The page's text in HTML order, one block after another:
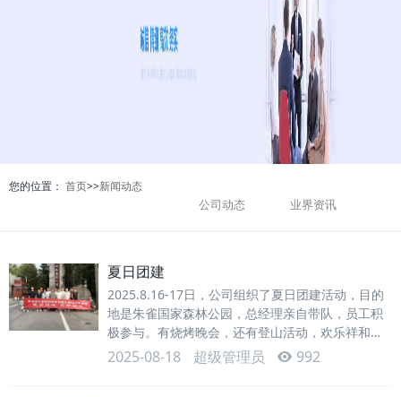
您的位置： 首页>>新闻动态
公司动态 业界资讯
夏日团建
2025.8.16-17日，公司组织了夏日团建活动，目的
地是朱雀国家森林公园，总经理亲自带队，员工积
极参与。有烧烤晚会，还有登山活动，欢乐祥和、
气氛融洽，在愉快声中结束了活···
2025-08-18 超级管理员 992